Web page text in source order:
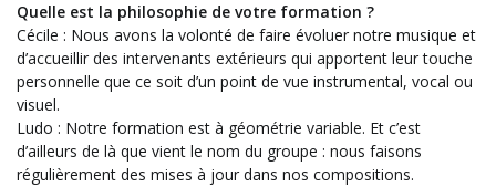
Quelle est la philosophie de votre formation ?
Cécile : Nous avons la volonté de faire évoluer notre musique et
d’accueillir des intervenants extérieurs qui apportent leur touche
personnelle que ce soit d’un point de vue instrumental, vocal ou
visuel.
Ludo : Notre formation est à géométrie variable. Et c’est
d’ailleurs de là que vient le nom du groupe : nous faisons
régulièrement des mises à jour dans nos compositions.